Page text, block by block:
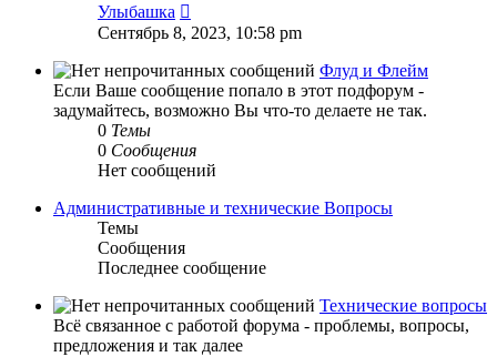
Улыбашка
к
сообщению
Сентябрь 8, 2023, 10:58 pm
Флуд и Флейм
Если Ваше сообщение попало в этот подфорум -
задумайтесь, возможно Вы что-то делаете не так.
0 Темы
0 Сообщения
Нет сообщений
Административные и технические Вопросы
Темы
Сообщения
Последнее сообщение
Технические вопросы
Всё связанное с работой форума - проблемы, вопросы,
предложения и так далее